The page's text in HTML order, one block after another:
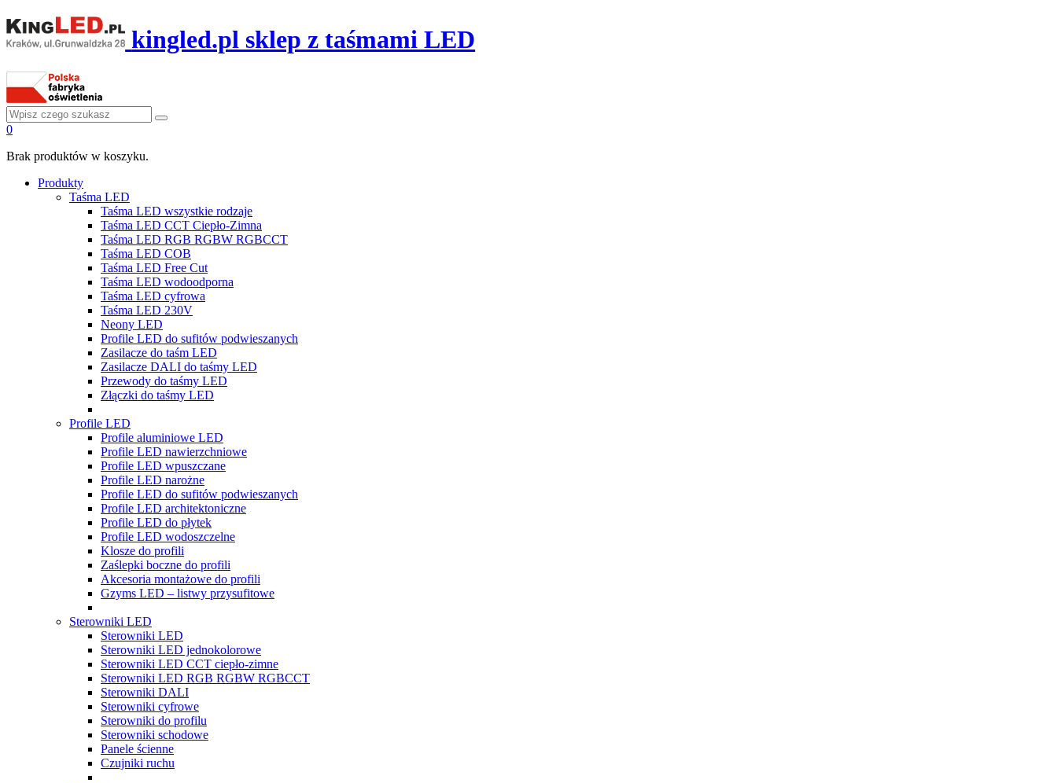
kingled.pl sklep z taśmami LED
0
Brak produktów w koszyku.
Produkty
Taśma LED
Taśma LED wszystkie rodzaje
Taśma LED CCT Ciepło-Zimna
Taśma LED RGB RGBW RGBCCT
Taśma LED COB
Taśma LED Free Cut
Taśma LED wodoodporna
Taśma LED cyfrowa
Taśma LED 230V
Neony LED
Profile LED do sufitów podwieszanych
Zasilacze do taśm LED
Zasilacze DALI do taśmy LED
Przewody do taśmy LED
Złączki do taśmy LED
Profile LED
Profile aluminiowe LED
Profile LED nawierzchniowe
Profile LED wpuszczane
Profile LED narożne
Profile LED do sufitów podwieszanych
Profile LED architektoniczne
Profile LED do płytek
Profile LED wodoszczelne
Klosze do profili
Zaślepki boczne do profili
Akcesoria montażowe do profili
Gzyms LED – listwy przysufitowe
Sterowniki LED
Sterowniki LED
Sterowniki LED jednokolorowe
Sterowniki LED CCT ciepło-zimne
Sterowniki LED RGB RGBW RGBCCT
Sterowniki DALI
Sterowniki cyfrowe
Sterowniki do profilu
Sterowniki schodowe
Panele ścienne
Czujniki ruchu